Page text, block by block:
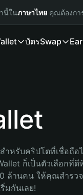
นี้ในภาษาไทย คุณต้องกา
บัตรSwap
ำหรับคริปโตที่เชื่อถือ
ก็เป็นตัวเลือกที่
ล้านคน ให้คุณสำรว
มกันเลย!